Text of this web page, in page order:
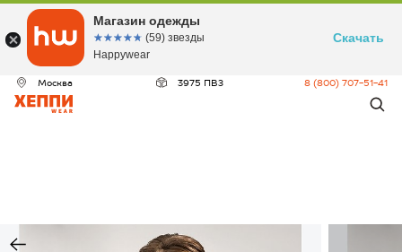
Москва 3975 ПВЗ 8 (800) 707-51-41
Магазин одежды
☆☆☆☆☆
★★★★★ (59) звезды
Happywear
Скачать